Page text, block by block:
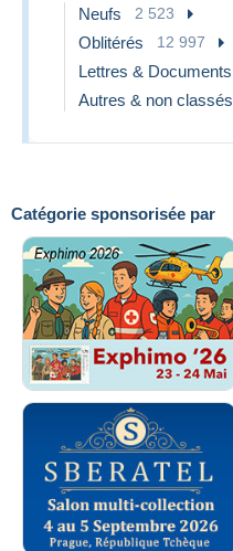
Catégorie sponsorisée par
Neufs 2 523
Oblitérés 12 997
Lettres & Documents
Autres & non classés